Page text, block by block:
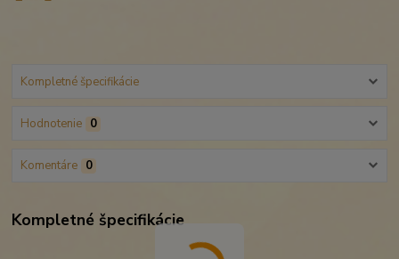
Kompletné špecifikácie
Hodnotenie 0
Komentáre 0
Kompletné špecifikácie